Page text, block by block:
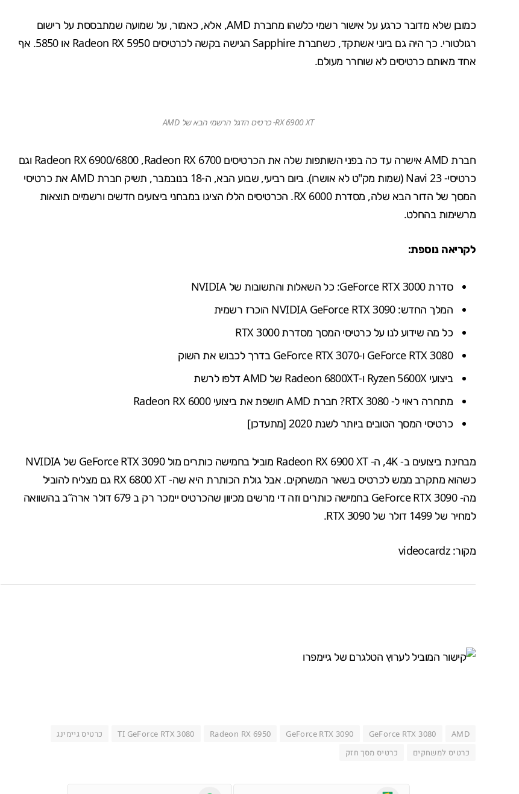
כמובן שלא מדובר כרגע על אישור רשמי כלשהו מחברת AMD, אלא, כאמור, על שמועה שמתבססת על רישום
רגולטורי. כך היה גם ביוני אשתקד, כשחברת Sapphire הגישה בקשה לכרטיסים Radeon RX 5950 או 5850. אף
אחד מאותם כרטיסים לא שוחרר מעולם.
RX 6900 XT- כרטיס הדגל הרשמי הבא של AMD
חברת AMD אישרה עד כה בפני השותפות שלה את הכרטיסים Radeon RX 6900/6800 ,Radeon RX 6700 וגם
כרטיסי- Navi 23 (שמות מק"ט לא אושרו). ביום רביעי, שבוע הבא, ה-18 בנובמבר, תשיק חברת AMD את
כרטיסי
המסך של הדור הבא שלה, מסדרת RX 6000. הכרטיסים הללו הציגו ב מבחני ביצועים חדשים ורשמיים תוצאות
מרשימות בהחלט.
לקריאה נוספת:
סדרת GeForce RTX 3000: כל השאלות והתשובות של NVIDIA
המלך החדש: NVIDIA GeForce RTX 3090 הוכרז רשמית
כל מה שידוע לנו על כרטיסי המסך מסדרת RTX 3000
GeForce RTX 3080 ו-GeForce RTX 3070 בדרך לכבוש את השוק
ביצועי Ryzen 5600X ו-Radeon 6800XT של AMD דלפו לרשת
מתחרה ראוי ל- RTX 3080? חברת AMD חושפת את ביצועי Radeon RX 6000
כרטיסי המסך הטובים ביותר לשנת 2020 [מתעדכן]
מבחינת ביצועים ב- 4K, ה- Radeon RX 6900 XT מוביל בחמישה כותרים מולGeForce RTX 3090
של NVIDIA
כשהוא מתקרב ממש לכרטיס בשאר המשחקים. אבל גולת הכותרת היא שה-RX 6800 XT גם מצליח להוביל
מה-GeForce RTX 3090
בחמישה כותרים וזה די מרשים מכיוון שהכרטיס יימכר רק ב 679 דולר ארה”ב בהשוואה
למחיר של 1499 דולר של RTX 3090.
מקור:videocardz
AMD
GeForce RTX 3080
GeForce RTX 3090
Radeon RX 6950
TI GeForce RTX 3080
כרטיס גיימינג
כרטיס למשחקים
כרטיס מסך חזק